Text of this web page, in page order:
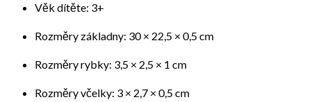
Věk dítěte: 3+
Rozměry základny: 30 × 22,5 × 0,5 cm
Rozměry rybky: 3,5 × 2,5 × 1 cm
Rozměry včelky: 3 × 2,7 × 0,5 cm